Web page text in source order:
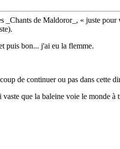
_Chants de Maldoror_, « juste pour
puis bon... j'ai eu la flemme.
de continuer ou pas dans cette
que la baleine voie le monde à